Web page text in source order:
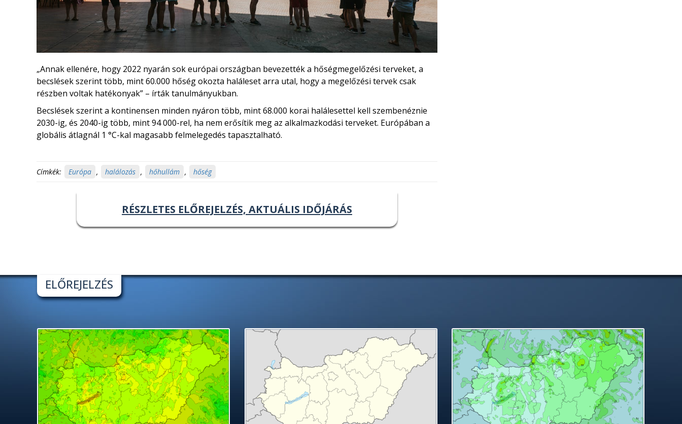
„Annak ellenére, hogy 2022 nyarán sok európai országban bevezették a hőségmegelőzési terveket, a
becslések szerint több, mint 60.000 hőség okozta haláleset arra utal, hogy a megelőzési tervek csak
részben voltak hatékonyak” – írták tanulmányukban.
Becslések szerint a kontinensen minden nyáron több, mint 68.000 korai halálesettel kell szembenéznie
2030-ig, és 2040-ig több, mint 94 000-rel, ha nem erősítik meg az alkalmazkodási terveket. Európában a
globális átlagnál 1 °C-kal magasabb felmelegedés tapasztalható.
Címkék: Európa , halálozás , hőhullám , hőség
RÉSZLETES ELŐREJELZÉS, AKTUÁLIS IDŐJÁRÁS
ELŐREJELZÉS